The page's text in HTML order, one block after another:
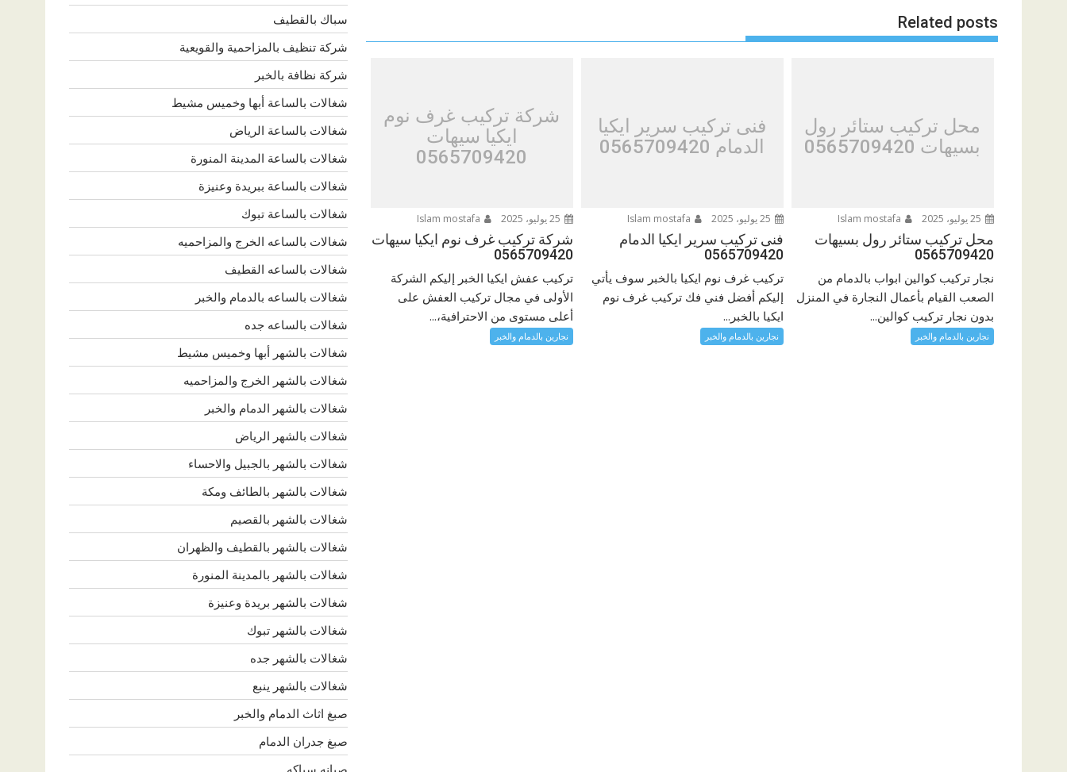
Related posts
محل تركيب ستائر رول
بسيهات 0565709420
محل تركيب ستائر رول بسيهات
0565709420
نجار تركيب كوالين ابواب بالدمام من
الصعب القيام بأعمال النجارة في المنزل
بدون نجار تركيب كوالين...
نجارين بالدمام والخبر
فنى تركيب سرير ايكيا
الدمام 0565709420
فنى تركيب سرير ايكيا الدمام
0565709420
تركيب غرف نوم ايكيا بالخبر سوف يأتي
إليكم أفضل فني فك تركيب غرف نوم
ايكيا بالخبر...
نجارين بالدمام والخبر
شركة تركيب غرف نوم
ايكيا سيهات
0565709420
شركة تركيب غرف نوم ايكيا سيهات
0565709420
تركيب عفش ايكيا الخبر إليكم الشركة
الأولى في مجال تركيب العفش على
أعلى مستوى من الاحترافية،...
نجارين بالدمام والخبر
سباك بالقطيف
شركة تنظيف بالمزاحمية والقويعية
شركة نظافة بالخبر
شغالات بالساعة أبها وخميس مشيط
شغالات بالساعة الرياض
شغالات بالساعة المدينة المنورة
شغالات بالساعة ببريدة وعنيزة
شغالات بالساعة تبوك
شغالات بالساعه الخرج والمزاحميه
شغالات بالساعه القطيف
شغالات بالساعه بالدمام والخبر
شغالات بالساعه جده
شغالات بالشهر أبها وخميس مشيط
شغالات بالشهر الخرج والمزاحميه
شغالات بالشهر الدمام والخبر
شغالات بالشهر الرياض
شغالات بالشهر بالجبيل والاحساء
شغالات بالشهر بالطائف ومكة
شغالات بالشهر بالقصيم
شغالات بالشهر بالقطيف والظهران
شغالات بالشهر بالمدينة المنورة
شغالات بالشهر بريدة وعنيزة
شغالات بالشهر تبوك
شغالات بالشهر جده
شغالات بالشهر ينبع
صبغ اثاث الدمام والخبر
صبغ جدران الدمام
صيانه سباكه